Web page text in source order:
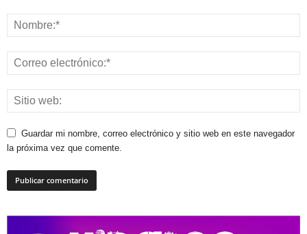
Guardar mi nombre, correo electrónico y sitio web en este navegador
la próxima vez que comente.